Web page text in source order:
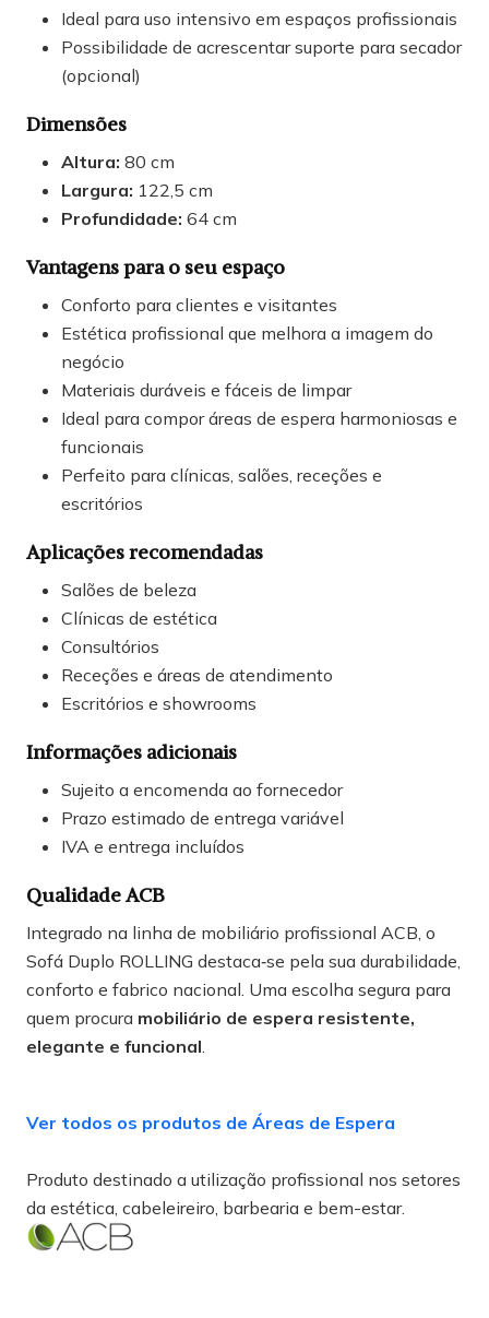
Ideal para uso intensivo em espaços profissionais
Possibilidade de acrescentar suporte para secador
(opcional)
Dimensões
Altura: 80 cm
Largura: 122,5 cm
Profundidade: 64 cm
Vantagens para o seu espaço
Conforto para clientes e visitantes
Estética profissional que melhora a imagem do
negócio
Materiais duráveis e fáceis de limpar
Ideal para compor áreas de espera harmoniosas e
funcionais
Perfeito para clínicas, salões, receções e
escritórios
Aplicações recomendadas
Salões de beleza
Clínicas de estética
Consultórios
Receções e áreas de atendimento
Escritórios e showrooms
Informações adicionais
Sujeito a encomenda ao fornecedor
Prazo estimado de entrega variável
IVA e entrega incluídos
Qualidade ACB
Integrado na linha de mobiliário profissional ACB, o
Sofá Duplo ROLLING destaca‑se pela sua durabilidade,
conforto e fabrico nacional. Uma escolha segura para
quem procura mobiliário de espera resistente,
elegante e funcional
Ver todos os produtos de Áreas de Espera
Produto destinado a utilização profissional nos setores
da estética, cabeleireiro, barbearia e bem-estar.